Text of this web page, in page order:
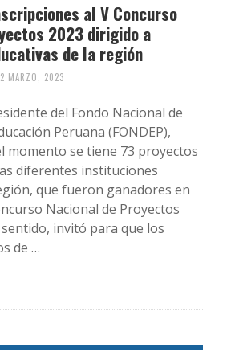
al V Concurso
2023 dirigido a
de la región
MARZO, 2023
del Fondo Nacional de
Peruana (FONDEP),
momento se tiene 73 proyectos
diferentes instituciones
que fueron ganadores en
Nacional de Proyectos
sentido, invitó para que los
de …